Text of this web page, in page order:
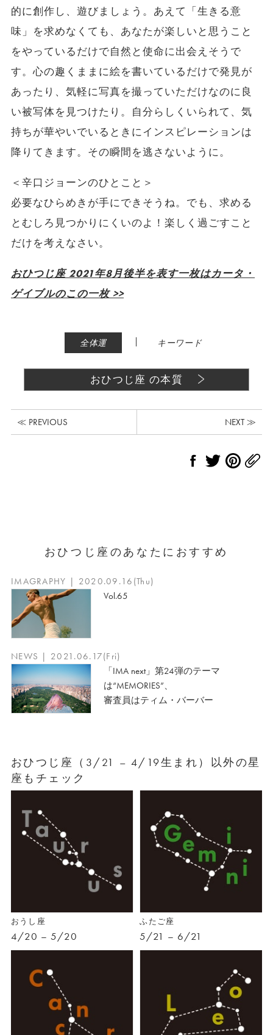
的に創作し、遊びましょう。あえて「生きる意
味」を求めなくても、あなたが楽しいと思うこと
をやっているだけで自然と使命に出会えそうで
す。心の趣くままに絵を書いているだけで発見が
あったり、気軽に写真を撮っていただけなのに良
い被写体を見つけたり。自分らしくいられて、気
持ちが華やいでいるときにインスピレーションは
降りてきます。その瞬間を逃さないように。
＜辛口ジョーンのひとこと＞
必要なひらめきが手にできそうね。でも、求める
とむしろ見つかりにくいのよ！楽しく過ごすこと
だけを考えなさい。
おひつじ座 2021年8月後半を表す一枚はカータ・
ゲイブルのこの一枚 >>
全体運 | キーワード
おひつじ座 の本質
≪ PREVIOUS NEXT ≫
おひつじ座のあなたにおすすめ
IMAGRAPHY | 2020.09.16(Thu)
Vol.65
NEWS | 2021.06.17(Fri)
「IMA next」第24弾のテーマ
は“MEMORIES”、
審査員はティム・バーバー
おひつじ座（3/21 – 4/19生まれ）以外の星
座もチェック
おうし座
4/20 – 5/20
ふたご座
5/21 – 6/21